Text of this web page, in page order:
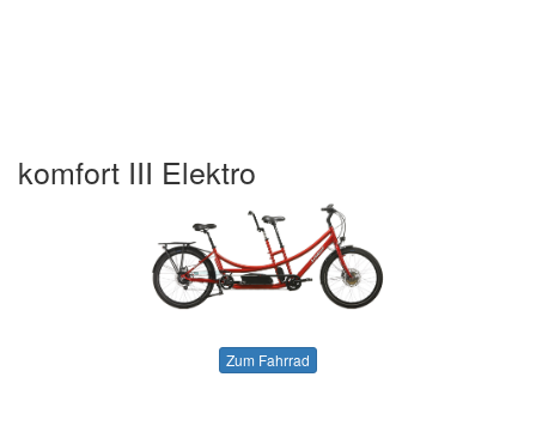
komfort III Elektro
Zum Fahrrad